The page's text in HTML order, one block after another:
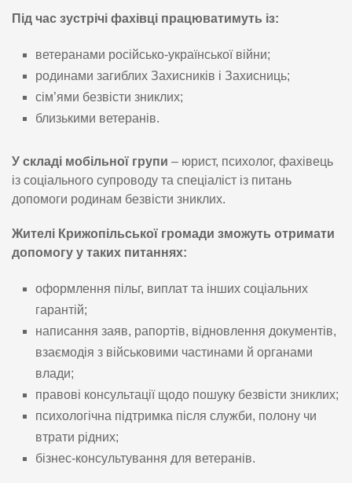
Під час зустрічі фахівці працюватимуть із:
ветеранами російсько-української війни;
родинами загиблих Захисників і Захисниць;
сім’ями безвісти зниклих;
близькими ветеранів.
У складі мобільної групи – юрист, психолог, фахівець
із соціального супроводу та спеціаліст із питань
допомоги родинам безвісти зниклих.
Жителі Крижопільської громади зможуть отримати
допомогу у таких питаннях:
оформлення пільг, виплат та інших соціальних
гарантій;
написання заяв, рапортів, відновлення документів,
взаємодія з військовими частинами й органами
влади;
правові консультації щодо пошуку безвісти зниклих;
психологічна підтримка після служби, полону чи
втрати рідних;
бізнес-консультування для ветеранів.